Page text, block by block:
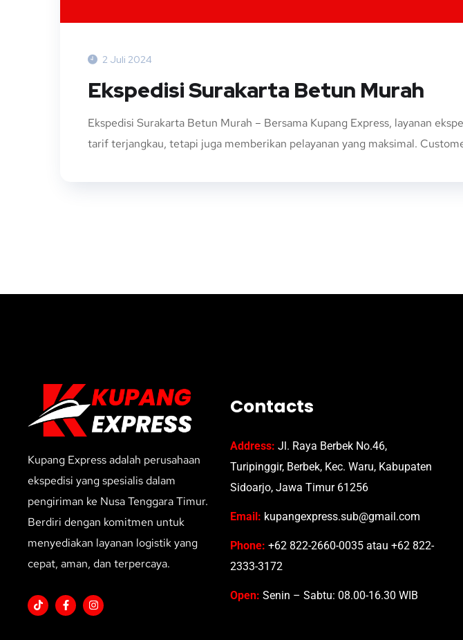
2 Juli 2024
Ekspedisi Surakarta Betun Murah
Ekspedisi Surakarta Betun Murah – Bersama Kupang Express, layanan
tarif terjangkau, tetapi juga memberikan pelayanan yang maksimal.
Kupang Express adalah perusahaan
ekspedisi yang spesialis dalam
pengiriman ke Nusa Tenggara Timur.
Berdiri dengan komitmen untuk
menyediakan layanan logistik yang
cepat, aman, dan terpercaya.
Contacts
Address: Jl. Raya Berbek No.46,
Turipinggir, Berbek, Kec. Waru, Kabupaten
Sidoarjo, Jawa Timur 61256
Email: kupangexpress.sub@gmail.com
Phone: +62 822-2660-0035 atau +62 822-
2333-3172
Open: Senin – Sabtu: 08.00-16.30 WIB